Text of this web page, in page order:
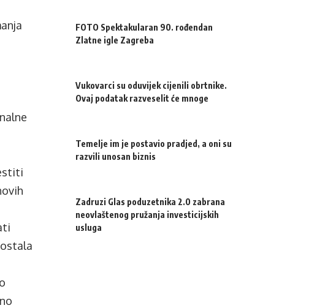
FOTO Spektakularan 90. rođendan
Zlatne igle Zagreba
Vukovarci su oduvijek cijenili obrtnike.
Ovaj podatak razveselit će mnoge
Temelje im je postavio pradjed, a oni su
razvili unosan biznis
Zadruzi Glas poduzetnika 2.0 zabrana
neovlaštenog pružanja investicijskih
usluga